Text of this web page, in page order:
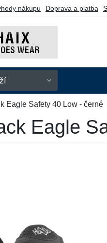
nákupu Doprava a platba
Eagle Safety 40 Low - černé
Eagle